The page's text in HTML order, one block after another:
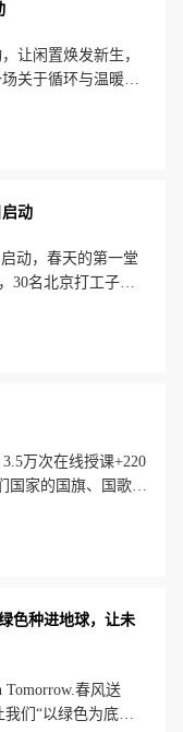
让闲置焕发新生，
关于循环与温暖的
创新模式，将资源
动
动，春天的第一堂
30名北京打工子弟
学生观看科普影片
万次在线授课+220
国家的国旗、国歌分
宪法保护公民的哪
色种进地球，让未
Tomorrow.春风送
们“以绿色为底，